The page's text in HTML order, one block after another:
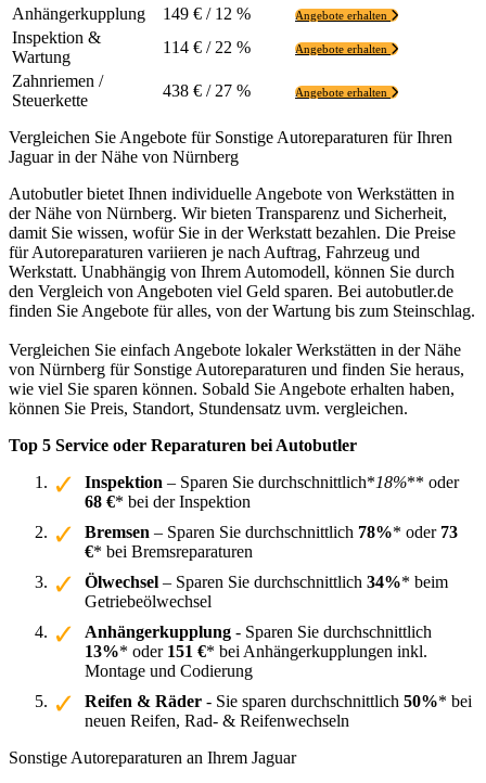
Anhängerkupplung
149 € / 12 % Angebote erhalten
Inspektion &
Wartung
114 € / 22 % Angebote erhalten
Zahnriemen /
Steuerkette
438 € / 27 % Angebote erhalten
Vergleichen Sie Angebote für Sonstige Autoreparaturen für Ihren
Jaguar in der Nähe von Nürnberg
Autobutler bietet Ihnen individuelle Angebote von Werkstätten in
der Nähe von Nürnberg. Wir bieten Transparenz und Sicherheit,
damit Sie wissen, wofür Sie in der Werkstatt bezahlen. Die Preise
für Autoreparaturen variieren je nach Auftrag, Fahrzeug und
Werkstatt. Unabhängig von Ihrem Automodell, können Sie durch
den Vergleich von Angeboten viel Geld sparen. Bei autobutler.de
finden Sie Angebote für alles, von der Wartung bis zum Steinschlag.
Vergleichen Sie einfach Angebote lokaler Werkstätten in der Nähe
von Nürnberg für Sonstige Autoreparaturen und finden Sie heraus,
wie viel Sie sparen können. Sobald Sie Angebote erhalten haben,
können Sie Preis, Standort, Stundensatz uvm. vergleichen.
Top 5 Service oder Reparaturen bei Autobutler
Inspektion – Sparen Sie durchschnittlich*18%** oder
68 €* bei der Inspektion
Bremsen – Sparen Sie durchschnittlich 78%* oder 73
€* bei Bremsreparaturen
Ölwechsel – Sparen Sie durchschnittlich 34%* beim
Getriebeölwechsel
Anhängerkupplung - Sparen Sie durchschnittlich
13%* oder 151 €* bei Anhängerkupplungen inkl.
Montage und Codierung
Reifen & Räder - Sie sparen durchschnittlich 50%* bei
neuen Reifen, Rad- & Reifenwechseln
Sonstige Autoreparaturen an Ihrem Jaguar